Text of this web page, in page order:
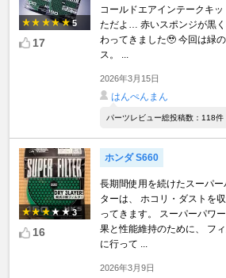
5
17
コールドエアインテークキ
ただよ… 赤いスポンジが黒
わってきました🥹 今回は緑
ス。 ...
2026年3月15日
はんぺんまん
パーツレビュー総投稿数：118件
3
16
ホンダ S660
長期間使用を続けたスーパ
ターは、 ホコリ・ダストを
ってきます。 スーパーパワ
果と性能維持のために、 フ
に行って ...
2026年3月9日